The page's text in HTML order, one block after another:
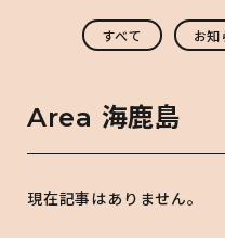
すべて お知
Area 海鹿島
現在記事はありません。